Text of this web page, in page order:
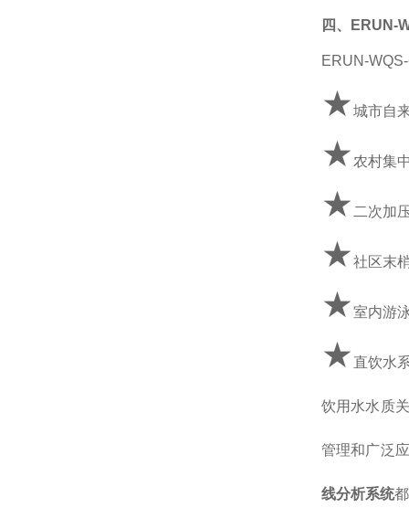
四、ERUN-
ERUN-
★城市自
★ 农村集
★ 二次加
★社区末
★室内游
★ 直饮水
饮用水水质
管理和广泛
线分析系统